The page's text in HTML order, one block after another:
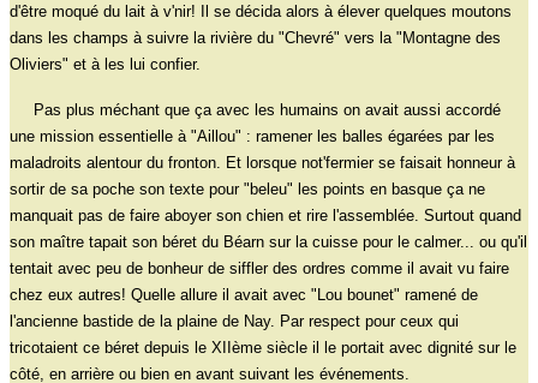
d'être moqué du lait à v'nir! Il se décida alors à élever quelques moutons
dans les champs à suivre la rivière du "Chevré" vers la "Montagne des
Oliviers" et à les lui confier.
Pas plus méchant que ça avec les humains on avait aussi accordé
une mission essentielle à "Aillou" : ramener les balles égarées par les
maladroits alentour du fronton. Et lorsque not'fermier se faisait honneur à
sortir de sa poche son texte pour "beleu" les points en basque ça ne
manquait pas de faire aboyer son chien et rire l'assemblée. Surtout quand
son maître tapait son béret du Béarn sur la cuisse pour le calmer... ou qu'il
tentait avec peu de bonheur de siffler des ordres comme il avait vu faire
chez eux autres! Quelle allure il avait avec "Lou bounet" ramené de
l'ancienne bastide de la plaine de Nay. Par respect pour ceux qui
tricotaient ce béret depuis le XIIème siècle il le portait avec dignité sur le
côté, en arrière ou bien en avant suivant les événements.